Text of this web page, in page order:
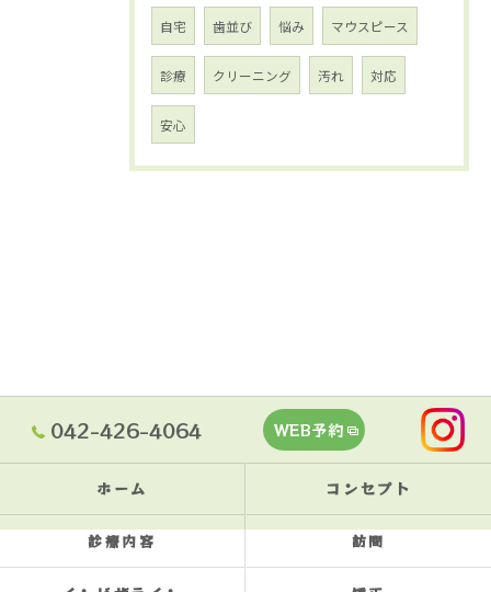
自宅 歯並び 悩み マウスピース
診療 クリーニング 汚れ 対応
安心
042-426-4064 WEB予約
ホーム コンセプト
診療内容 訪問